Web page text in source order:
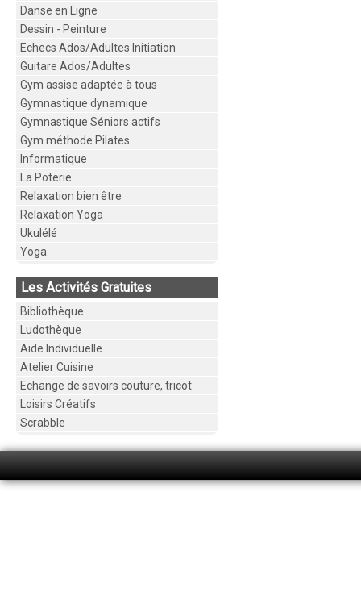
Danse en Ligne
Dessin - Peinture
Echecs Ados/Adultes Initiation
Guitare Ados/Adultes
Gym assise adaptée à tous
Gymnastique dynamique
Gymnastique Séniors actifs
Gym méthode Pilates
Informatique
La Poterie
Relaxation bien être
Relaxation Yoga
Ukulélé
Yoga
Les Activités Gratuites
Bibliothèque
Ludothèque
Aide Individuelle
Atelier Cuisine
Echange de savoirs couture, tricot
Loisirs Créatifs
Scrabble